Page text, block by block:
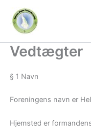
indholdet
Vedtægter
§ 1 Navn
Foreningens navn er
Hjemsted er